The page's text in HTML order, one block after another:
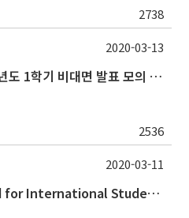
2738
[논문계획서발표] 2020학년도 1학기 비대면 발표 모의 테스트 안내
2536
2020-03-13
COVID-19 Notice Board for International Students & Faculty
2020-03-11